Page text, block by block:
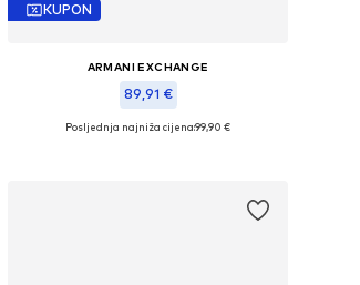
KUPON
ARMANI EXCHANGE
89,91 €
Dostupno u više veličina
Posljednja najniža cijena:99,90 €